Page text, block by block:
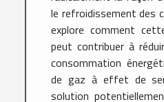
le refroidissement des
explore comment
peut contribuer à
consommation
de gaz à effet de
solution